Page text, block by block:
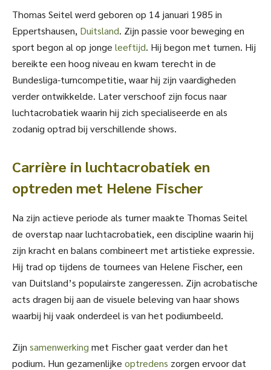
Thomas Seitel werd geboren op 14 januari 1985 in
Eppertshausen, Duitsland. Zijn passie voor beweging en
sport begon al op jonge leeftijd. Hij begon met turnen. Hij
bereikte een hoog niveau en kwam terecht in de
Bundesliga-turncompetitie, waar hij zijn vaardigheden
verder ontwikkelde. Later verschoof zijn focus naar
luchtacrobatiek waarin hij zich specialiseerde en als
zodanig optrad bij verschillende shows.
Carrière in luchtacrobatiek en
optreden met Helene Fischer
Na zijn actieve periode als turner maakte Thomas Seitel
de overstap naar luchtacrobatiek, een discipline waarin hij
zijn kracht en balans combineert met artistieke expressie.
Hij trad op tijdens de tournees van Helene Fischer, een
van Duitsland’s populairste zangeressen. Zijn acrobatische
acts dragen bij aan de visuele beleving van haar shows
waarbij hij vaak onderdeel is van het podiumbeeld.
Zijn samenwerking met Fischer gaat verder dan het
podium. Hun gezamenlijke optredens zorgen ervoor dat